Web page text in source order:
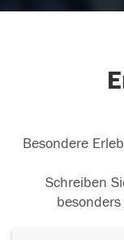
Besondere
Schreiben